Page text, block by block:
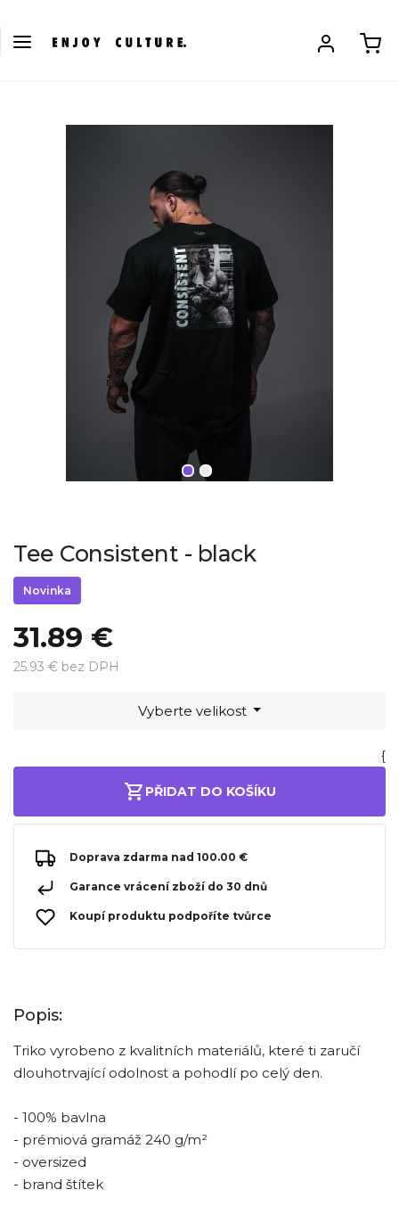
Tee Consistent - black
Novinka
31.89 €
25.93 € bez DPH
Vyberte velikost
{
PŘIDAT DO KOŠÍKU
Doprava zdarma nad 100.00 €
Garance vrácení zboží do 30 dnů
Koupí produktu podpoříte tvůrce
Popis:
Triko vyrobeno z kvalitních materiálů, které ti zaručí
dlouhotrvající odolnost a pohodlí po celý den.
- 100% bavlna
- prémiová gramáž 240 g/m²
- oversized
- brand štítek